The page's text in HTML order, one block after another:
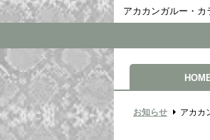
アカカンガルー・カ
お知らせ アカカ